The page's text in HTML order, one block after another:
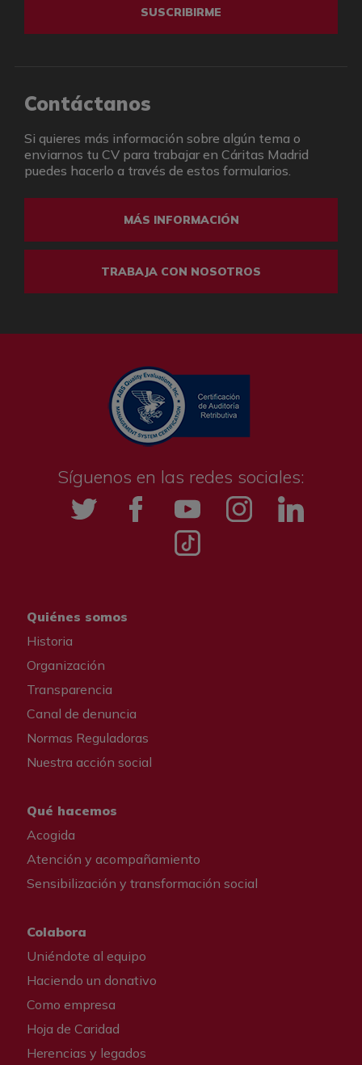
SUSCRIBIRME
Contáctanos
Si quieres más información sobre algún tema o
enviarnos tu CV para trabajar en Cáritas Madrid
puedes hacerlo a través de estos formularios.
MÁS INFORMACIÓN
TRABAJA CON NOSOTROS
Síguenos en las redes sociales:
Twitter FacebookYouTube InstagrammLinkedIn
Tik tok
Quiénes somos
Historia
Organización
Transparencia
Canal de denuncia
Normas Reguladoras
Nuestra acción social
Qué hacemos
Acogida
Atención y acompañamiento
Sensibilización y transformación social
Colabora
Uniéndote al equipo
Haciendo un donativo
Como empresa
Hoja de Caridad
Herencias y legados